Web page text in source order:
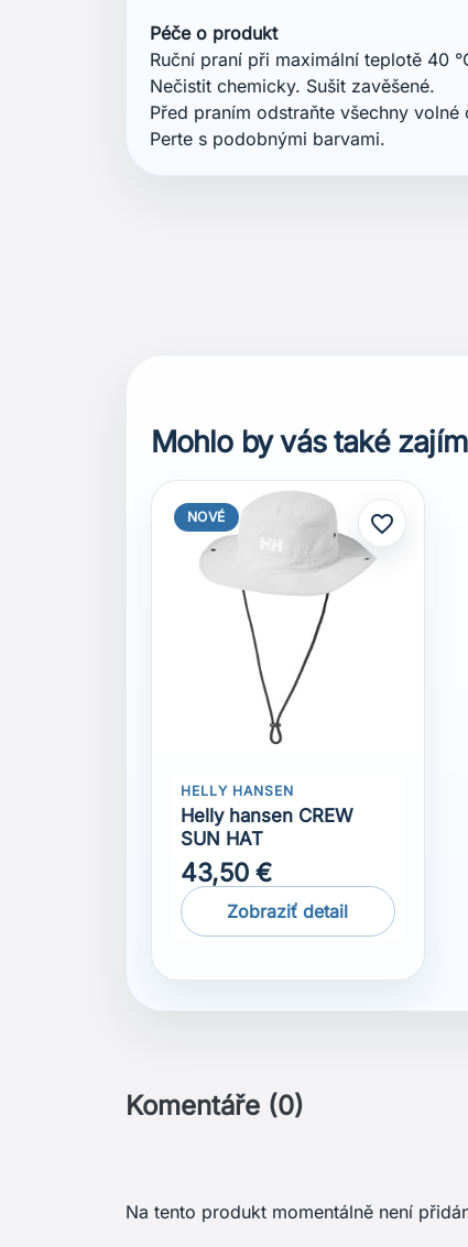
Péče o produkt
Ruční praní při maximální teplotě 40
Nečistit chemicky. Sušit zavěšené.
Před praním odstraňte všechny
Perte s podobnými barvami.
Mohlo by vás také
NOVÉ favorite_border
HELLY HANSEN
Helly hansen CREW
SUN HAT
43,50 €
Zobraziť detail
Komentáře (0)
Na tento produkt momentálně není